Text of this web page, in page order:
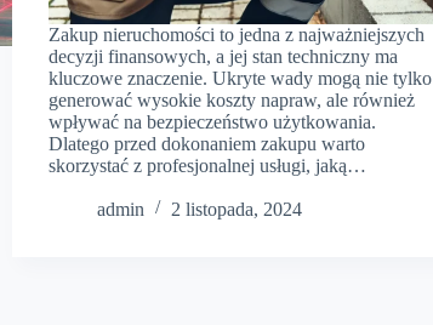
Zakup nieruchomości to jedna z najważniejszych
decyzji finansowych, a jej stan techniczny ma
kluczowe znaczenie. Ukryte wady mogą nie tylko
generować wysokie koszty napraw, ale również
wpływać na bezpieczeństwo użytkowania.
Dlatego przed dokonaniem zakupu warto
skorzystać z profesjonalnej usługi, jaką…
admin 2 listopada, 2024